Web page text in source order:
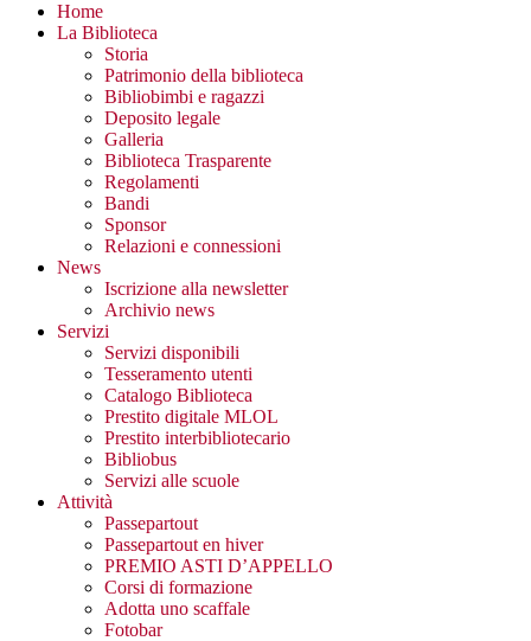
Home
La Biblioteca
Storia
Patrimonio della biblioteca
Bibliobimbi e ragazzi
Deposito legale
Galleria
Biblioteca Trasparente
Regolamenti
Bandi
Sponsor
Relazioni e connessioni
News
Iscrizione alla newsletter
Archivio news
Servizi
Servizi disponibili
Tesseramento utenti
Catalogo Biblioteca
Prestito digitale MLOL
Prestito interbibliotecario
Bibliobus
Servizi alle scuole
Attività
Passepartout
Passepartout en hiver
PREMIO ASTI D’APPELLO
Corsi di formazione
Adotta uno scaffale
Fotobar